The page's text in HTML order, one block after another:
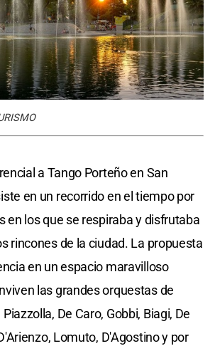
a Tango Porteño en San
en un recorrido en el tiempo por
en los que se respiraba y disfrutaba
rincones de la ciudad. La propuesta
en un espacio maravilloso
las grandes orquestas de
De Caro, Gobbi, Biagi, De
Lomuto, D'Agostino y por